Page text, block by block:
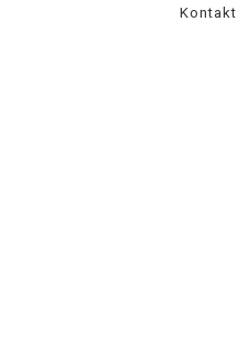
Kontakt